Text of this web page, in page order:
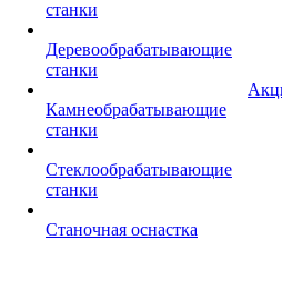
станки
Деревообрабатывающие
станки
Камнеобрабатывающие
станки
Стеклообрабатывающие
станки
Станочная оснастка